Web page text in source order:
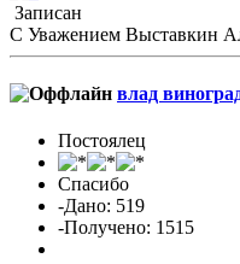
Записан
С Уважением Выставкин
влад
Постоялец
Спасибо
-Дано: 519
-Получено: 1515